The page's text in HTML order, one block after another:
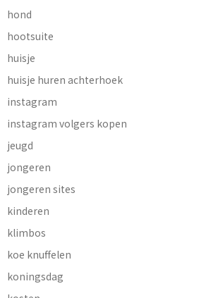
hond
hootsuite
huisje
huisje huren achterhoek
instagram
instagram volgers kopen
jeugd
jongeren
jongeren sites
kinderen
klimbos
koe knuffelen
koningsdag